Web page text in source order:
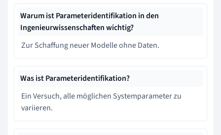
Warum ist Parameteridentifikation in den
Ingenieurwissenschaften wichtig?
Zur Schaffung neuer Modelle ohne Daten.
Was ist Parameteridentifikation?
Ein Versuch, alle möglichen Systemparameter zu
variieren.